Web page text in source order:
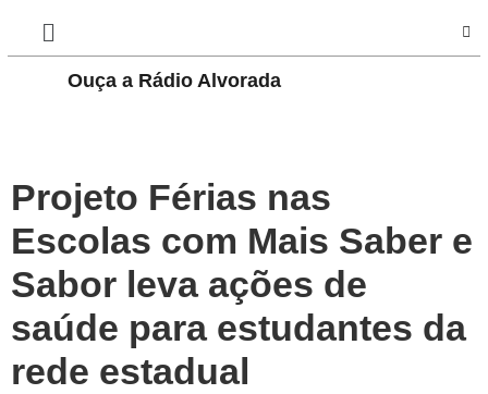
Ouça a Rádio Alvorada
Projeto Férias nas
Escolas com Mais Saber e
Sabor leva ações de
saúde para estudantes da
rede estadual